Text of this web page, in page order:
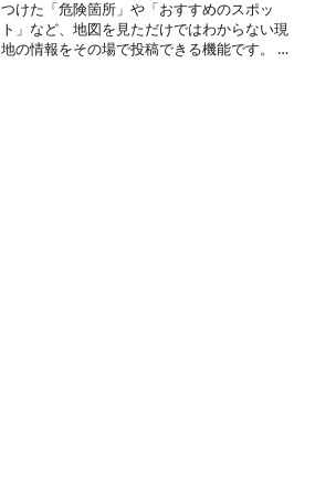
つけた「危険箇所」や「おすすめのスポッ
ト」など、地図を見ただけではわからない現
地の情報をその場で投稿できる機能です。 …